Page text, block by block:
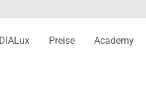
DIALux Preise Academy